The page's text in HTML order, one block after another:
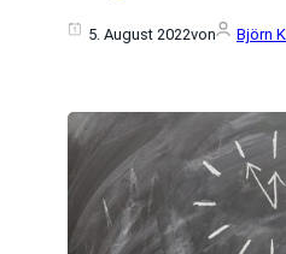
5. August 2022von Björn